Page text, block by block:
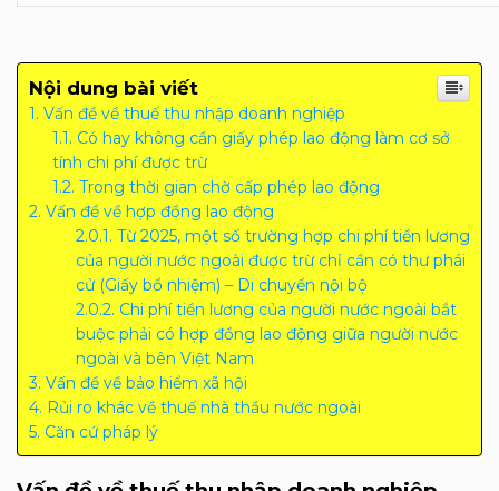
Nội dung bài viết
Vấn đề về thuế thu nhập doanh nghiệp
Có hay không cần giấy phép lao động làm cơ sở
tính chi phí được trừ
Trong thời gian chờ cấp phép lao động
Vấn đề về hợp đồng lao động
Từ 2025, một số trường hợp chi phí tiền lương
của người nước ngoài được trừ chỉ cần có thư phái
cử (Giấy bổ nhiệm) – Di chuyển nội bộ
Chi phí tiền lương của người nước ngoài bắt
buộc phải có hợp đồng lao động giữa người nước
ngoài và bên Việt Nam
Vấn đề về bảo hiểm xã hội
Rủi ro khác về thuế nhà thầu nước ngoài
Căn cứ pháp lý